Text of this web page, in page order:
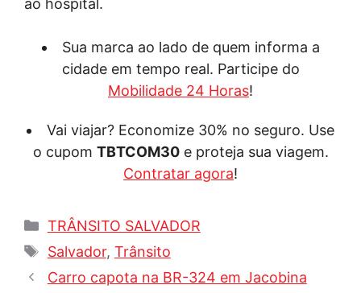
ao hospital.
Sua marca ao lado de quem informa a
cidade em tempo real. Participe do
Mobilidade 24 Horas!
Vai viajar? Economize 30% no seguro. Use
o cupom TBTCOM30e proteja sua viagem.
Contratar agora!
Categorias
TRÂNSITO SALVADOR
Tags
Salvador, Trânsito
Carro capota na BR-324 em Jacobina